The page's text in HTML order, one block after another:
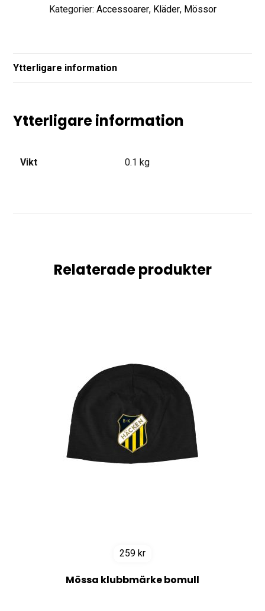
Kategorier: Accessoarer, Kläder, Mössor
Ytterligare information
Ytterligare information
Vikt 0.1 kg
Relaterade produkter
259 kr
Mössa klubbmärke bomull